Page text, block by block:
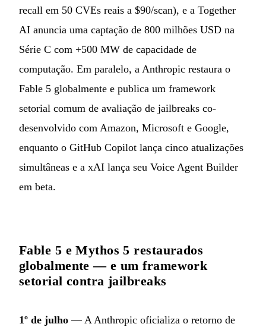
recall em 50 CVEs reais a $90/scan), e a Together
AI anuncia uma captação de 800 milhões USD na
Série C com +500 MW de capacidade de
computação. Em paralelo, a Anthropic restaura o
Fable 5 globalmente e publica um framework
setorial comum de avaliação de jailbreaks co-
desenvolvido com Amazon, Microsoft e Google,
enquanto o GitHub Copilot lança cinco atualizações
simultâneas e a xAI lança seu Voice Agent Builder
em beta.
Fable 5 e Mythos 5 restaurados
globalmente — e um framework
setorial contra jailbreaks
1º de julho — A Anthropic oficializa o retorno de